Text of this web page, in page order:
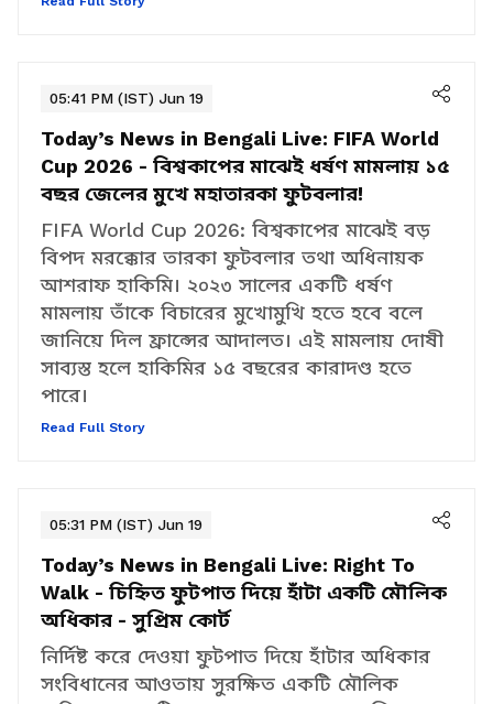
05:41 PM (IST) Jun 19
Today’s News in Bengali Live: FIFA World
Cup 2026 - বিশ্বকাপের মাঝেই ধর্ষণ মামলায় ১৫
বছর জেলের মুখে মহাতারকা ফুটবলার!
FIFA World Cup 2026: বিশ্বকাপের মাঝেই বড়
বিপদ মরক্কোর তারকা ফুটবলার তথা অধিনায়ক
আশরাফ হাকিমি। ২০২৩ সালের একটি ধর্ষণ
মামলায় তাঁকে বিচারের মুখোমুখি হতে হবে বলে
জানিয়ে দিল ফ্রান্সের আদালত। এই মামলায় দোষী
সাব্যস্ত হলে হাকিমির ১৫ বছরের কারাদণ্ড হতে
পারে।
05:31 PM (IST) Jun 19
Today’s News in Bengali Live: Right To
Walk - চিহ্নিত ফুটপাত দিয়ে হাঁটা একটি মৌলিক
অধিকার - সুপ্রিম কোর্ট
নির্দিষ্ট করে দেওয়া ফুটপাত দিয়ে হাঁটার অধিকার